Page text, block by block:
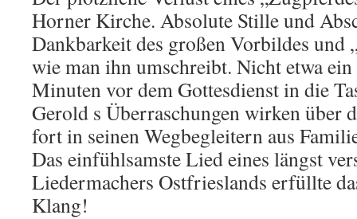
Horner Kirche. Absolute Stille und
Dankbarkeit des großen Vorbildes und
wie man ihn umschreibt. Nicht etwa
Minuten vor dem Gottesdienst in die
Gerold s Überraschungen wirken über
fort in seinen Wegbegleitern aus
Das einfühlsamste Lied eines längst
Liedermachers Ostfrieslands erfüllte
Klang!